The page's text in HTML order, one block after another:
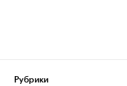
Рубрики